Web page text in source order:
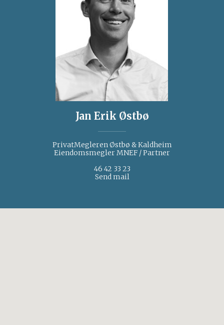
Jan Erik Østbø
PrivatMegleren Østbø & Kaldheim
Eiendomsmegler MNEF / Partner
46 42 33 23
Send mail